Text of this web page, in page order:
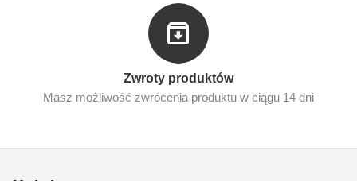
Zwroty produktów
Masz możliwość zwrócenia produktu w ciągu 14 dni